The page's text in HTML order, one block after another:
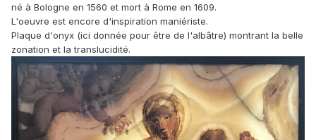
né à Bologne en 1560 et mort à Rome en 1609.
L'oeuvre est encore d'inspiration maniériste.
Plaque d'onyx (ici donnée pour être de l'albâtre) montrant la belle
zonation et la translucidité.